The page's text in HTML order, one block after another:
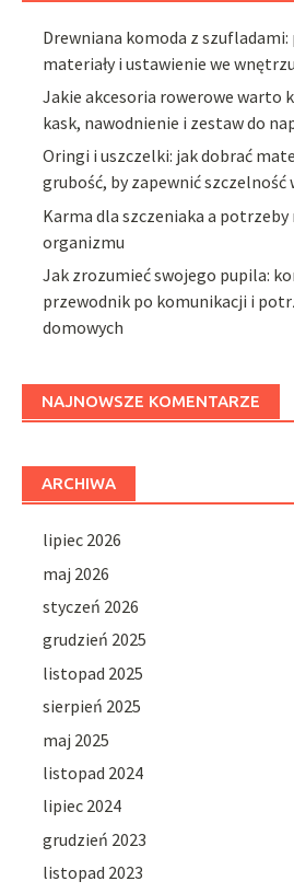
Drewniana komoda z szufladami:
materiały i ustawienie we wnętrzu
Jakie akcesoria rowerowe warto
kask, nawodnienie i zestaw do
Oringi i uszczelki: jak dobrać
grubość, by zapewnić szczelność
Karma dla szczeniaka a potrzeby
organizmu
Jak zrozumieć swojego pupila:
przewodnik po komunikacji i
domowych
NAJNOWSZE KOMENTARZE
ARCHIWA
lipiec 2026
maj 2026
styczeń 2026
grudzień 2025
listopad 2025
sierpień 2025
maj 2025
listopad 2024
lipiec 2024
grudzień 2023
listopad 2023